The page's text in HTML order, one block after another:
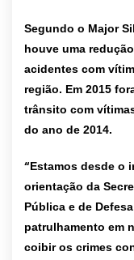
Segundo o Major
houve uma
acidentes com
região. Em 2015
trânsito com
do ano de 2014.
“Estamos desde o
orientação da
Pública e de
patrulhamento em
coibir os crimes